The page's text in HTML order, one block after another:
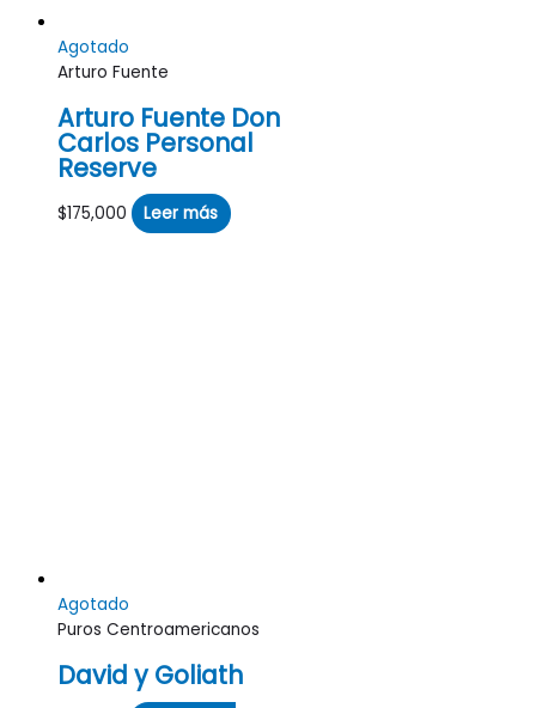
Agotado
Arturo Fuente
Arturo Fuente Don
Carlos Personal
Reserve
$175,000 Leer más
Agotado
Puros Centroamericanos
David y Goliath